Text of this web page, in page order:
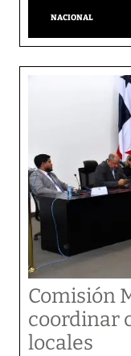
NACIONAL
Comisión
coordinar
locales